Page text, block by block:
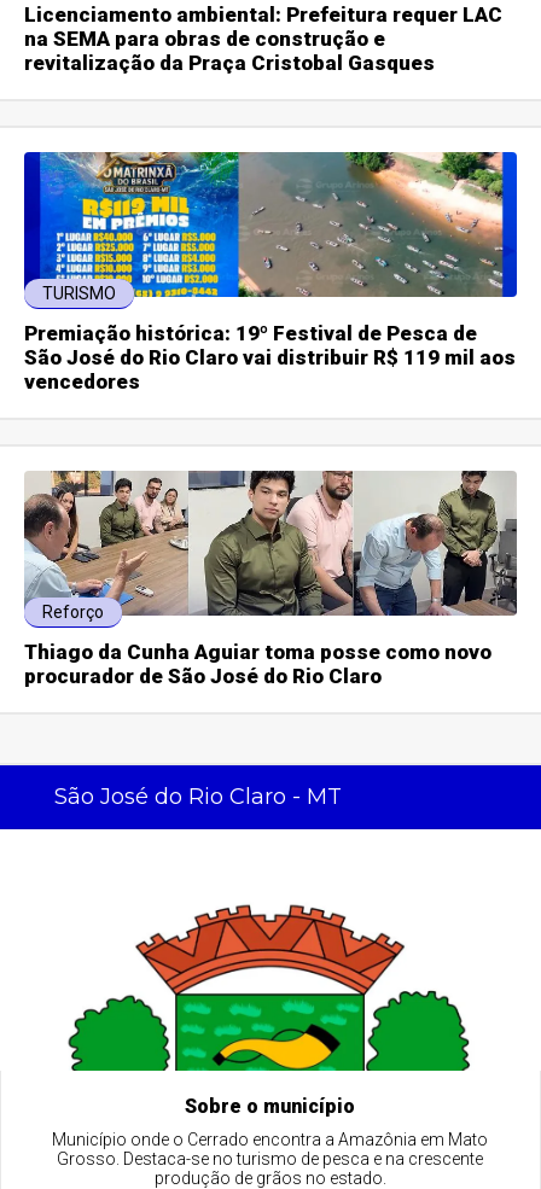
Licenciamento ambiental: Prefeitura requer LAC
na SEMA para obras de construção e
revitalização da Praça Cristobal Gasques
TURISMO
Premiação histórica: 19º Festival de Pesca de
São José do Rio Claro vai distribuir R$ 119 mil aos
vencedores
Reforço
Thiago da Cunha Aguiar toma posse como novo
procurador de São José do Rio Claro
São José do Rio Claro - MT
Sobre o município
Município onde o Cerrado encontra a Amazônia em Mato
Grosso. Destaca-se no turismo de pesca e na crescente
produção de grãos no estado.